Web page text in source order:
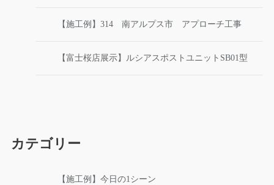
【施工例】314 南アルプス市 アプローチ工事
【富士桜店展示】ルシアスポストユニットSB01型
カテゴリー
【施工例】今日の1シーン